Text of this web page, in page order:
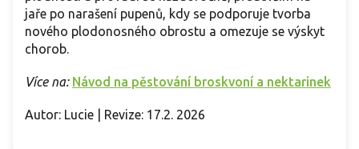
jaře po narašení pupenů, kdy se podporuje tvorba
nového plodonosného obrostu a omezuje se výskyt
chorob.
Více na: Návod na pěstování broskvoní a nektarinek
Autor: Lucie | Revize: 17.2. 2026